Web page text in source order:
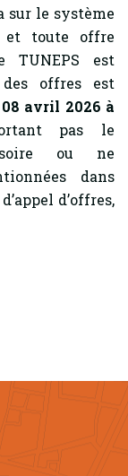
sur le système
et toute offre
TUNEPS est
des offres est
avril 2026 à
pas le
ou ne
dans
d’offres,